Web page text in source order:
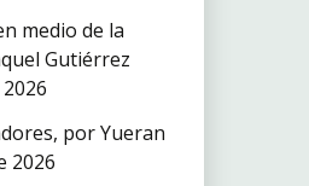
medio de la
Gutiérrez
por Yueran
2026